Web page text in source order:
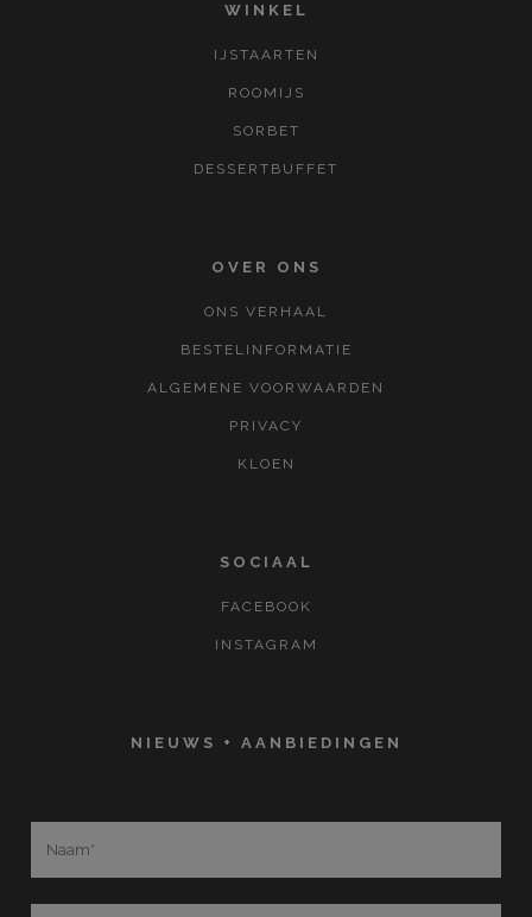
WINKEL
IJSTAARTEN
ROOMIJS
SORBET
DESSERTBUFFET
OVER ONS
ONS VERHAAL
BESTELINFORMATIE
ALGEMENE VOORWAARDEN
PRIVACY
KLOEN
SOCIAAL
FACEBOOK
INSTAGRAM
NIEUWS + AANBIEDINGEN